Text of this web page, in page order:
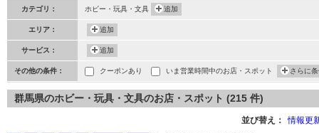
カテゴリ： ホビー・玩具・文具 追加
エリア： 追加
サービス： 追加
その他の条件： クーポンあり いま営業時間中のお店・スポット さらに
群馬県のホビー・玩具・文具のお店・スポット (215 件)
並び替え： 情報更